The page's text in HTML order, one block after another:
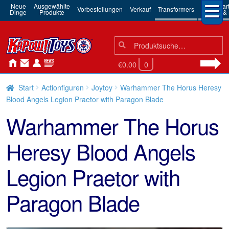
Neue
Dinge
Ausgewählte
Produkte Vorbestellungen Verkauf Transformers 3rd
Robots
Suchen
nach:
Suche
€0.00 0
Start Actionfiguren Joytoy
Warhammer The Horus Heresy
Blood Angels Legion Praetor with Paragon Blade
Warhammer The Horus
Heresy Blood Angels
Legion Praetor with
Paragon Blade